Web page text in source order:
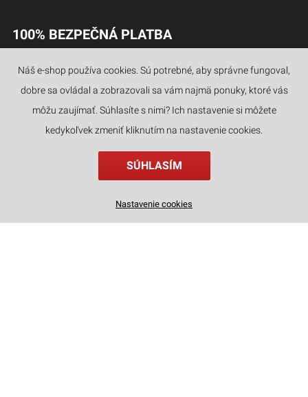
100% BEZPEČNÁ PLATBA
JAZYKY
Náš e-shop používa cookies. Sú potrebné, aby správne fungoval,
dobre sa ovládal a zobrazovali sa vám najmä ponuky, ktoré vás
môžu zaujímať. Súhlasíte s nimi? Ich nastavenie si môžete
kedykoľvek zmeniť kliknutím na nastavenie cookies.
SÚHLASÍM
Nastavenie cookies